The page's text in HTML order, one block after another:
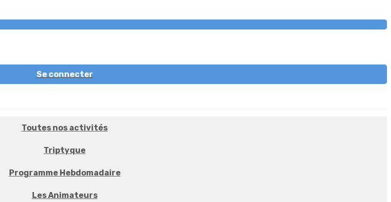
Se connecter
Toutes nos activités
Triptyque
Programme Hebdomadaire
Les Animateurs